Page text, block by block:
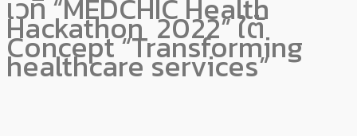
เวที “MEDCHIC Health​
Hackathon 2022” ใต้
Concept “Transforming
healthcare services”